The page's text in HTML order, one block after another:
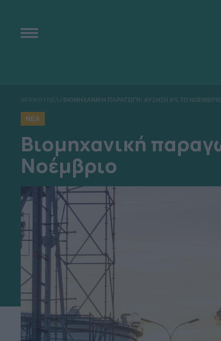
ΑΡΧΙΚΗ / ΝΕΑ/ ΒΙΟΜΗΧΑΝΙΚΗ ΠΑΡΑΓΩΓΗ: ΑΥΞΗΣΗ 8% ΤΟ ΝΟΕΜΒΡΙΟ
ΝΕΑ
Βιομηχανική
Νοέμβριο